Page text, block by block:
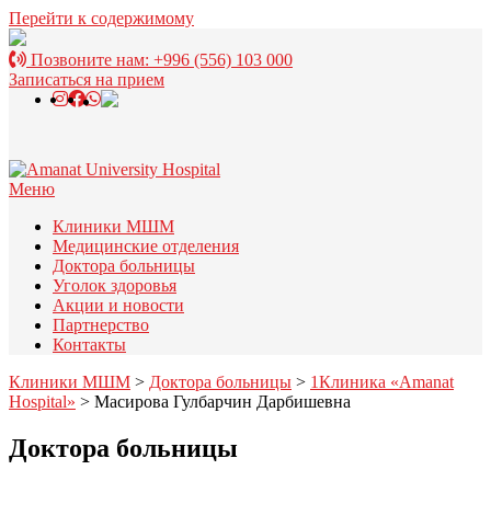
Перейти к содержимому
Позвоните нам: +996 (556) 103 000
Записаться на прием
Меню
Клиники МШМ
Медицинские отделения
Доктора больницы
Уголок здоровья
Акции и новости
Партнерство
Контакты
Клиники МШМ > Доктора больницы > 1Клиника «Amanat
Hospital» > Масирова Гулбарчин Дарбишевна
Доктора больницы